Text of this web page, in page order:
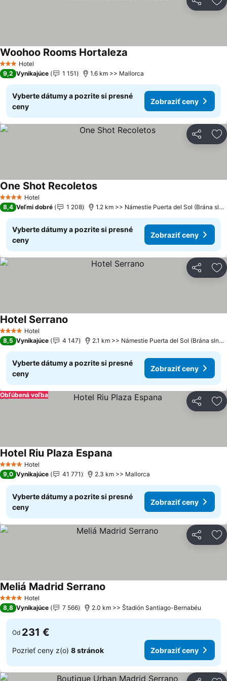
Zdieľať
3 Počet hviezdičiek
Hotel
Woohoo Rooms Hortaleza
9,2 Vynikajúce 1 151 1.6 km >> Mallorca
Vyberte dátumy a pozrite si presné
ceny
Zobraziť ceny
Zdieľať
4 Počet hviezdičiek
Hotel
One Shot Recoletos
8,4 Veľmi dobré 1 208 1.2 km >> Námestie Puerta del Sol (Brána slnka)
Vyberte dátumy a pozrite si presné
ceny
Zobraziť ceny
Zdieľať
4 Počet hviezdičiek
Hotel
Hotel Serrano
8,5 Vynikajúce 4 147 2.1 km >> Námestie Puerta del Sol (Brána slnka)
Vyberte dátumy a pozrite si presné
ceny
Zobraziť ceny
Zdieľať
Obľúbená voľba
4 Počet hviezdičiek
Hotel
Hotel Riu Plaza Espana
9,0 Vynikajúce 41 771 2.3 km >> Mallorca
Vyberte dátumy a pozrite si presné
ceny
Zobraziť ceny
Zdieľať
4 Počet hviezdičiek
Hotel
Meliá Madrid Serrano
8,8 Vynikajúce 7 566 2.0 km >> Štadión Santiago-Bernabéu
Od 231 €
Pozrieť ceny z(o) 8 stránok Zobraziť ceny